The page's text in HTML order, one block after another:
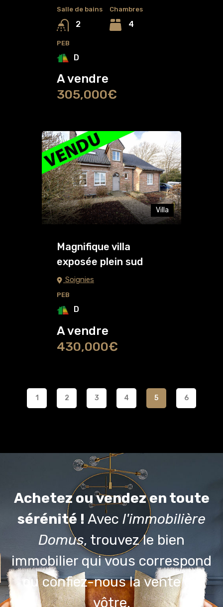
Salle de bains
2
Chambres
4
PEB
D
A vendre
305,000€
Villa
Magnifique villa
exposée plein sud
Soignies
PEB
D
A vendre
430,000€
1 2 3 4 5 6
Achetez ou vendez en toute
sérénité ! Avec l'immobilière
Domus, trouvez le bien
immobilier qui vous correspond
ou confiez-nous la vente du
vôtre.